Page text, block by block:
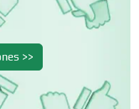
>>